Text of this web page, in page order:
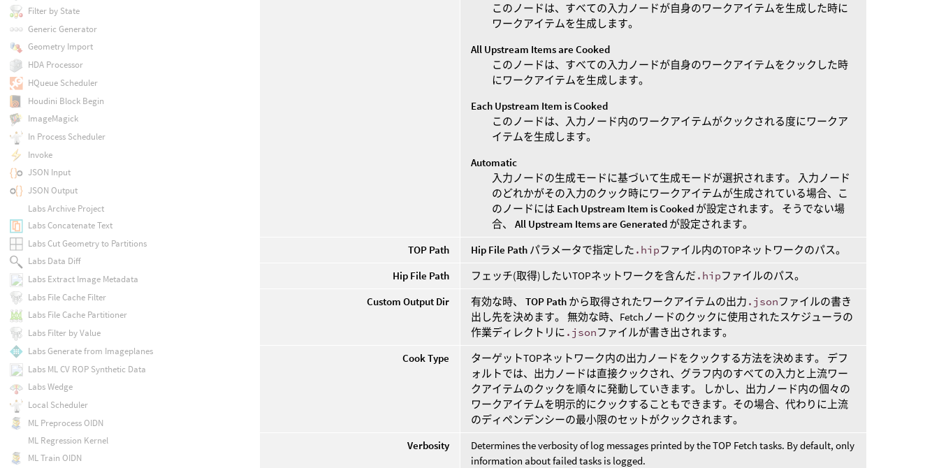
このノードは、すべての入力ノードが自身のワークアイテムを生成した時に
ワークアイテムを生成します。
All Upstream Items are Cooked
このノードは、すべての入力ノードが自身のワークアイテムをクックした時
にワークアイテムを生成します。
Each Upstream Item is Cooked
このノードは、入力ノード内のワークアイテムがクックされる度にワークア
イテムを生成します。
Automatic
入力ノードの生成モードに基づいて生成モードが選択されます。 入力ノード
のどれかがその入力のクック時にワークアイテムが生成されている場合、こ
のノードには Each Upstream Item is Cooked が設定されます。 そうでない場
合、All Upstream Items are Generated が設定されます。
TOP Path
Hip File Path パラメータで指定した .hipファイル内のTOPネットワークのパス。
Hip File Path
フェッチ(取得)したいTOPネットワークを含んだ .hipファイルのパス。
Custom Output Dir
有効な時、TOP Path から取得されたワークアイテムの出力 .jsonファイルの書き
出し先を決めます。 無効な時、Fetchノードのクックに使用されたスケジューラの
作業ディレクトリに .jsonファイルが書き出されます。
Cook Type
ターゲットTOPネットワーク内の出力ノードをクックする方法を決めます。 デフ
ォルトでは、出力ノードは直接クックされ、グラフ内のすべての入力と上流ワー
クアイテムのクックを順々に発動していきます。 しかし、出力ノード内の個々の
ワークアイテムを明示的にクックすることもできます。その場合、代わりに上流
のディペンデンシーの最小限のセットがクックされます。
Verbosity
Determines the verbosity of log messages printed by the TOP Fetch tasks. By default, only
information about failed tasks is logged.
Filter by State
Generic Generator
Geometry Import
HDA Processor
HQueue Scheduler
Houdini Block Begin
ImageMagick
In Process Scheduler
Invoke
JSON Input
JSON Output
Labs Archive Project
Labs Concatenate Text
Labs Cut Geometry to Partitions
Labs Data Diff
Labs Extract Image Metadata
Labs File Cache Filter
Labs File Cache Partitioner
Labs Filter by Value
Labs Generate from Imageplanes
Labs ML CV ROP Synthetic Data
Labs Wedge
Local Scheduler
ML Preprocess OIDN
ML Regression Kernel
ML Train OIDN